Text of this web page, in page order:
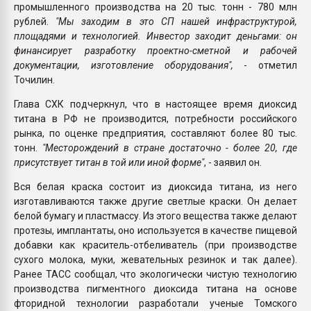
промышленного производства на 20 тыс. тонн - 780 млн
рублей. "Мы заходим в это СП нашей инфраструктурой,
площадями и технологией. Инвестор заходит деньгами: он
финансирует разработку проектно-сметной и рабочей
документации, изготовление оборудования", - отметил
Точилин.
Глава СХК подчеркнул, что в настоящее время диоксид
титана в РФ не производится, потребности российского
рынка, по оценке предприятия, составляют более 80 тыс.
тонн. "Месторождений в стране достаточно - более 20, где
присутствует титан в той или иной форме", - заявил он.
Вся белая краска состоит из диоксида титана, из него
изготавливаются также другие светлые краски. Он делает
белой бумагу и пластмассу. Из этого вещества также делают
протезы, имплантаты, оно используется в качестве пищевой
добавки как краситель-отбеливатель (при производстве
сухого молока, муки, жевательных резинок и так далее).
Ранее ТАСС сообщал, что экологически чистую технологию
производства пигментного диоксида титана на основе
фторидной технологии разработали ученые Томского